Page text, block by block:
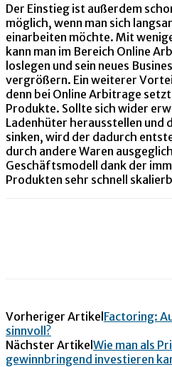
Der Einstieg ist außerdem
möglich, wenn man sich
einarbeiten möchte. Mit
kann man im Bereich Online
loslegen und sein neues
vergrößern. Ein weiterer
denn bei Online Arbitrage
Produkte. Sollte sich wider
Ladenhüter herausstellen und
sinken, wird der dadurch
durch andere Waren
Geschäftsmodell dank der
Produkten sehr schnell
Vorheriger ArtikelFactoring:
sinnvoll?
Nächster ArtikelWie man als
gewinnbringend investieren